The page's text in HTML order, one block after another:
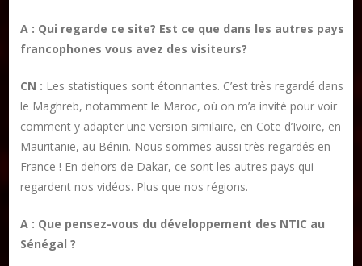
A : Qui regarde ce site? Est ce que dans les autres pays
francophones vous avez des visiteurs?
CN : Les statistiques sont étonnantes. C’est très regardé dans
le Maghreb, notamment le Maroc, où on m’a invité pour voir
comment y adapter une version similaire, en Cote d’Ivoire, en
Mauritanie, au Bénin. Nous sommes aussi très regardés en
France ! En dehors de Dakar, ce sont les autres pays qui
regardent nos vidéos. Plus que nos régions.
A : Que pensez-vous du développement des NTIC au
Sénégal ?